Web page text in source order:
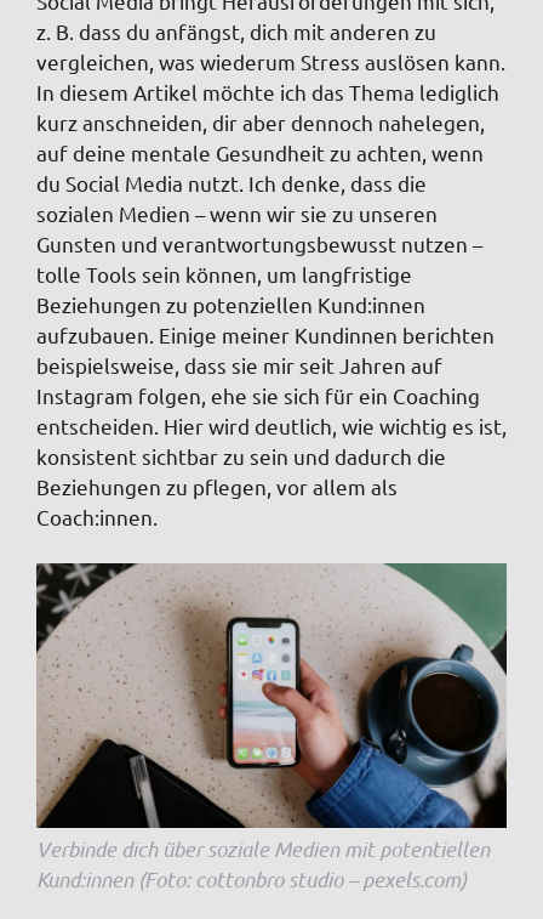
z. B. dass du anfängst, dich mit anderen zu
vergleichen, was wiederum Stress auslösen kann.
In diesem Artikel möchte ich das Thema lediglich
kurz anschneiden, dir aber dennoch nahelegen,
auf deine mentale Gesundheit zu achten, wenn
du Social Media nutzt. Ich denke, dass die
sozialen Medien – wenn wir sie zu unseren
Gunsten und verantwortungsbewusst nutzen –
tolle Tools sein können, um langfristige
Beziehungen zu potenziellen Kund:innen
aufzubauen. Einige meiner Kundinnen berichten
beispielsweise, dass sie mir seit Jahren auf
Instagram folgen, ehe sie sich für ein Coaching
entscheiden. Hier wird deutlich, wie wichtig es ist,
konsistent sichtbar zu sein und dadurch die
Beziehungen zu pflegen, vor allem als
Coach:innen.
Verbinde dich über soziale Medien mit potentiellen
Kund:innen (Foto: cottonbro studio – pexels.com)